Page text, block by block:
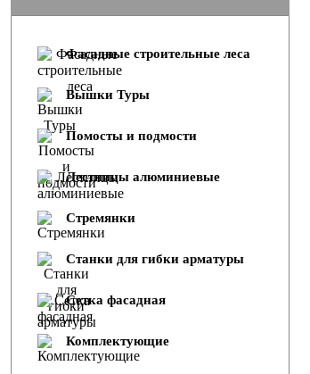
Фасадные строительные леса
Вышки Туры
Помосты и подмости
Лестницы алюминиевые
Стремянки
Cтанки для гибки арматуры
Сетка фасадная
Комплектующие